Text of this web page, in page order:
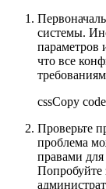
системы.
параметров
что все
cssCopy code
Проверьте
проблема
правами
Попробуйте